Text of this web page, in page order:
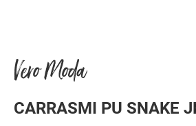
Vero Moda
CARRASMI PU SNAKE